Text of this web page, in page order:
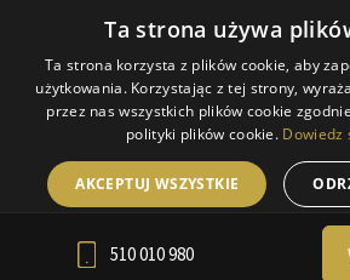
510 010 980
© Copyright 2018
Polityka ciasteczek
RODO
Webdesign by
Ta strona używa
Ta strona korzysta z plików cookie, aby
użytkowania. Korzystając z tej strony,
przez nas wszystkich plików cookie
polityki plików cookie. Dowiedz
AKCEPTUJ WSZYSTKIE
POKAŻ SZCZEGÓŁY
POWERED BY